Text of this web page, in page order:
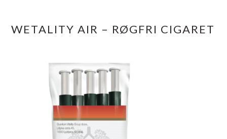
WETALITY AIR – RØGFRI CIGARET